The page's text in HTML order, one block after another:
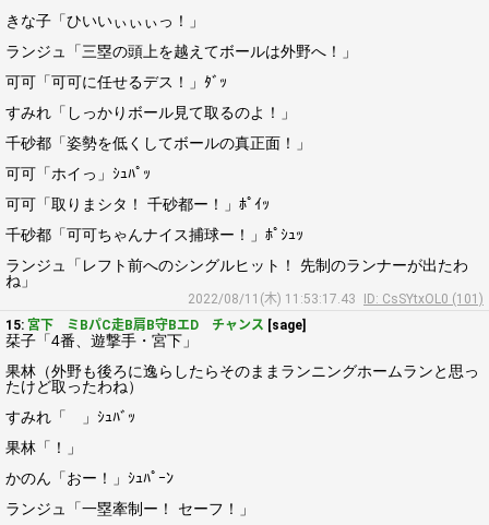
きな子「ひいいぃぃぃっ！」
ランジュ「三塁の頭上を越えてボールは外野へ！」
可可「可可に任せるデス！」ﾀﾞｯ
すみれ「しっかりボール見て取るのよ！」
千砂都「姿勢を低くしてボールの真正面！」
可可「ホイっ」ｼｭﾊﾟｯ
可可「取りまシタ！ 千砂都ー！」ﾎﾟｲｯ
千砂都「可可ちゃんナイス捕球ー！」ﾎﾟｼｭｯ
ランジュ「レフト前へのシングルヒット！ 先制のランナーが出たわ
ね」
2022/08/11(木) 11:53:17.43
ID: CsSYtxOL0 (101)
15: 宮下 ミBパC走B肩B守BエD チャンス [sage]
栞子「4番、遊撃手・宮下」
果林（外野も後ろに逸らしたらそのままランニングホームランと思っ
たけど取ったわね）
すみれ「 」ｼｭﾊﾞｯ
果林「！」
かのん「おー！」ｼｭﾊﾟｰﾝ
ランジュ「一塁牽制ー！ セーフ！」